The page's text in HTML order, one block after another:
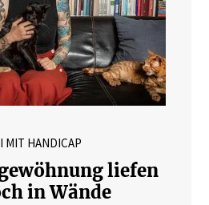
MIT HANDICAP
liefen
in Wände